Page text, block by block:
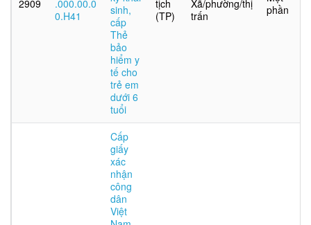
2909
.000.00.0
0.H41
sinh,
cấp
Thẻ
bảo
hiểm y
tế cho
trẻ em
dưới 6
tuổi
tịch
(TP)
Xã/phường/thị
trấn
phần
Cấp
giấy
xác
nhận
công
dân
Việt